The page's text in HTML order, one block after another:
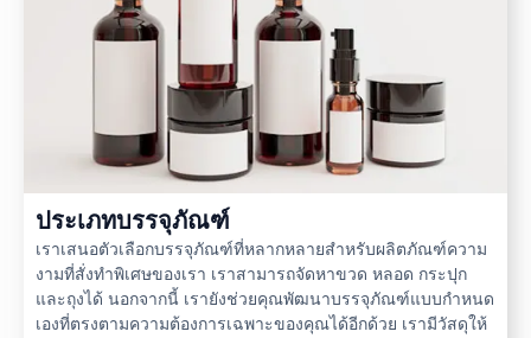
ประเภทบรรจุภัณฑ์
เราเสนอตัวเลือกบรรจุภัณฑ์ที่หลากหลายสำหรับผลิตภัณฑ์ความ
งามที่สั่งทำพิเศษของเรา เราสามารถจัดหาขวด หลอด กระปุก
และถุงได้ นอกจากนี้ เรายังช่วยคุณพัฒนาบรรจุภัณฑ์แบบกำหนด
เองที่ตรงตามความต้องการเฉพาะของคุณได้อีกด้วย เรามีวัสดุให้